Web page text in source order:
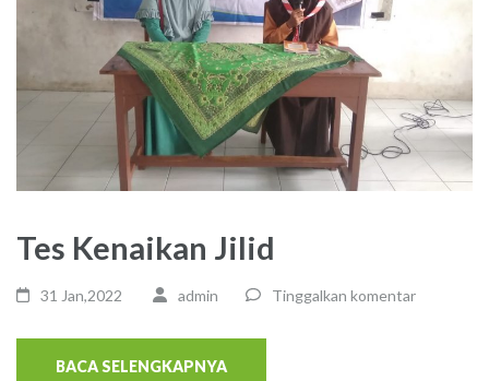
Tes Kenaikan Jilid
31 Jan,2022 admin Tinggalkan komentar
BACA SELENGKAPNYA